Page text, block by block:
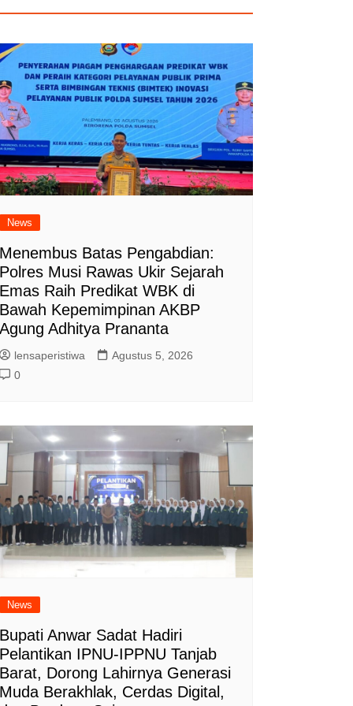
News
Batas Pengabdian:
Musi Rawas Ukir Sejarah
Raih Predikat WBK di
Kepemimpinan AKBP
Adhitya Prananta
lensaperistiwa
Agustus 5, 2026
0
News
Anwar Sadat Hadiri
IPNU-IPPNU Tanjab
Dorong Lahirnya Generasi
Berakhlak, Cerdas Digital,